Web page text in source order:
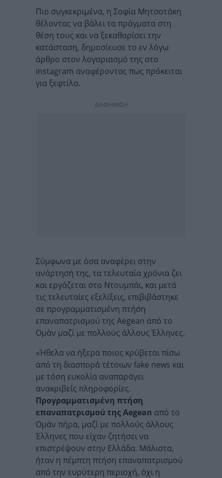
Πιο συγκεκριμένα, η Σοφία Μητσοτάκη
θέλοντας να βάλει τα πράγματα στη
θέση τους και να ξεκαθαρίσει την
κατάσταση, δημοσίευσε το εν λόγω
άρθρο στον λογαριασμό της στο
instagram αναφέροντας πως πρόκειται
για ξεφτίλα.
ΔΙΑΦΗΜΙΣΗ
Σύμφωνα με όσα αναφέρει στην
ανάρτησή της, τα τελευταία χρόνια ζει
και εργάζεται στο Ντουμπάι, και μετά
τις τελευταίες εξελίξεις, επιβιβάστηκε
σε προγραμματισμένη πτήση
επαναπατρισμού της Aegean από το
Ομάν μαζί με πολλούς άλλους Έλληνες.
«Ήθελα να ήξερα ποιος κρύβεται πίσω
από τη διασπορά τέτοιων fake news και
με τόση ευκολία αναπαράγει
ανακριβείς πληροφορίες.
Προγραμματισμένη πτήση
επαναπατρισμού της Aegean από το
Ομάν πήρα, μαζί με πολλούς άλλους
Έλληνες που είχαν ζητήσει να
επιστρέψουν στην Ελλάδα. Μάλιστα,
ήταν η πέμπτη πτήση επαναπατρισμού
από την ευρύτερη περιοχή, όχι η